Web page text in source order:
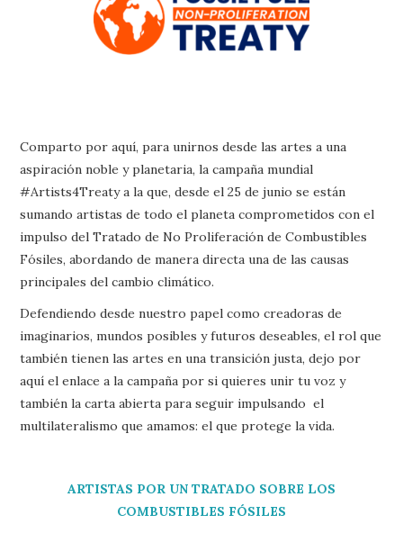
Comparto por aquí, para unirnos desde las artes a una
aspiración noble y planetaria, la campaña mundial
#Artists4Treaty a la que, desde el 25 de junio se están
sumando artistas de todo el planeta comprometidos con el
impulso del Tratado de No Proliferación de Combustibles
Fósiles, abordando de manera directa una de las causas
principales del cambio climático.
Defendiendo desde nuestro papel como creadoras de
imaginarios, mundos posibles y futuros deseables, el rol que
también tienen las artes en una transición justa, dejo por
aquí el enlace a la campaña por si quieres unir tu voz y
también la carta abierta para seguir impulsando el
multilateralismo que amamos: el que protege la vida.
ARTISTAS POR UN TRATADO SOBRE LOS
COMBUSTIBLES FÓSILES